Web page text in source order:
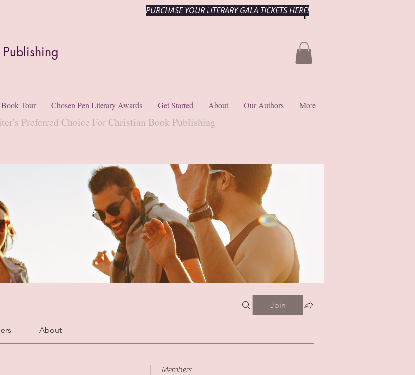
PURCHASE YOUR LITERARY GALA TICKETS HERE!
Tour Chosen Pen Literary Awards Get Started About Our Authors More
Preferred Choice For Christian Book Publishing
Join
About
Members